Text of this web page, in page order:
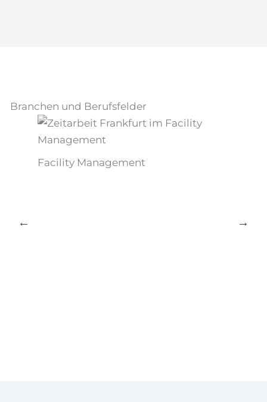
Branchen und Berufsfelder
Facility Management